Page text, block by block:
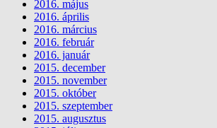
2016. május
2016. április
2016. március
2016. február
2016. január
2015. december
2015. november
2015. október
2015. szeptember
2015. augusztus